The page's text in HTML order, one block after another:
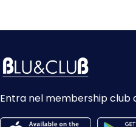
Entra nel membership club